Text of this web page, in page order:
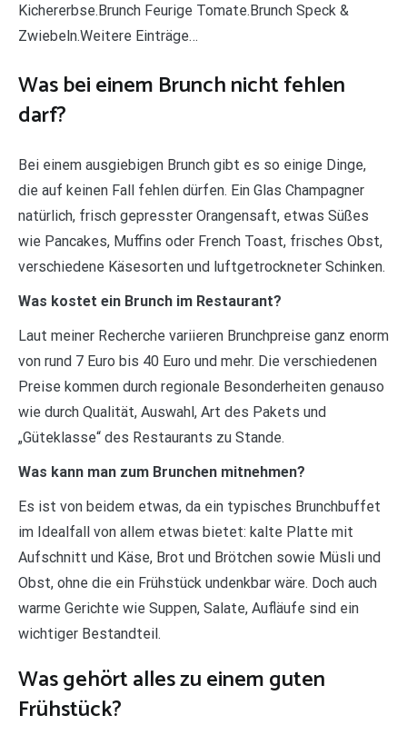
Kichererbse.Brunch Feurige Tomate.Brunch Speck &
Zwiebeln.Weitere Einträge…
Was bei einem Brunch nicht fehlen
darf?
Bei einem ausgiebigen Brunch gibt es so einige Dinge,
die auf keinen Fall fehlen dürfen. Ein Glas Champagner
natürlich, frisch gepresster Orangensaft, etwas Süßes
wie Pancakes, Muffins oder French Toast, frisches Obst,
verschiedene Käsesorten und luftgetrockneter Schinken.
Was kostet ein Brunch im Restaurant?
Laut meiner Recherche variieren Brunchpreise ganz enorm
von rund 7 Euro bis 40 Euro und mehr. Die verschiedenen
Preise kommen durch regionale Besonderheiten genauso
wie durch Qualität, Auswahl, Art des Pakets und
„Güteklasse“ des Restaurants zu Stande.
Was kann man zum Brunchen mitnehmen?
Es ist von beidem etwas, da ein typisches Brunchbuffet
im Idealfall von allem etwas bietet: kalte Platte mit
Aufschnitt und Käse, Brot und Brötchen sowie Müsli und
Obst, ohne die ein Frühstück undenkbar wäre. Doch auch
warme Gerichte wie Suppen, Salate, Aufläufe sind ein
wichtiger Bestandteil.
Was gehört alles zu einem guten
Frühstück?